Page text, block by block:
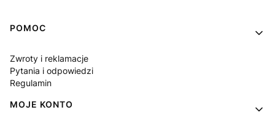
Linki w stopce
POMOC
Zwroty i reklamacje
Pytania i odpowiedzi
Regulamin
MOJE KONTO